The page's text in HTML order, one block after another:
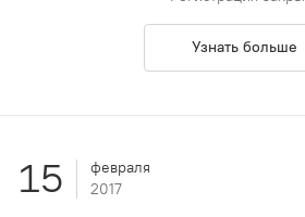
Узнать больше
15
февраля
2017